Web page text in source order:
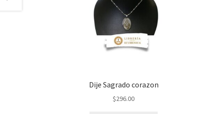
Dije Sagrado corazon
$296.00